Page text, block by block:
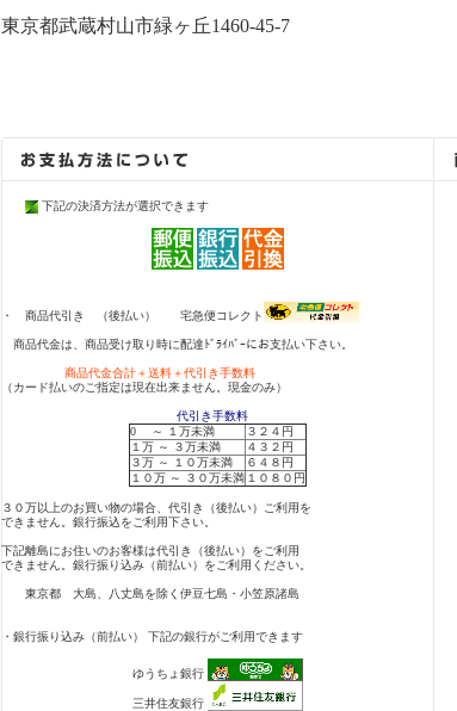
東京都武蔵村山市緑ヶ丘1460-45-7
下記の決済方法が選択できます
・ 商品代引き （後払い） 宅急便コレクト
商品代金は、商品受け取り時に配達ﾄﾞﾗｲﾊﾞｰにお支払い下さい。
商品代金合計＋送料＋代引き手数料
（カード払いのご指定は現在出来ません。現金のみ）
代引き手数料
0 ～ １万未満
３２４円
１万 ～ ３万未満
４３２円
３万 ～ １０万未満
６４８円
１０万 ～ ３０万未満 １０８０円
３０万以上のお買い物の場合、代引き（後払い）ご利用を
できません。銀行振込をご利用下さい。
下記離島にお住いのお客様は代引き（後払い）をご利用
できません。銀行振り込み（前払い）をご利用ください。
東京都 大島、八丈島を除く伊豆七島・小笠原諸島
・銀行振り込み（前払い） 下記の銀行がご利用できます
ゆうちょ銀行
三井住友銀行